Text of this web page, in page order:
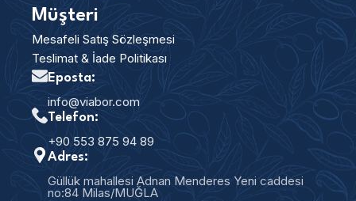
Müşteri
Mesafeli Satış Sözleşmesi
Teslimat & İade Politikası
Eposta:
info@viabor.com
Telefon:
+90 553 875 94 89
Adres:
Güllük mahallesi Adnan Menderes Yeni caddesi
no:84 Milas/MUĞLA